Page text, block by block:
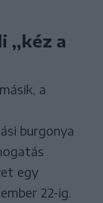
,,kéz a
a
burgonya
egy
22-ig.